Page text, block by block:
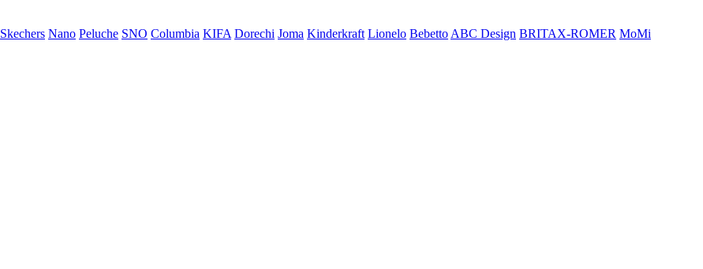
Skechers Nano Peluche SNO Columbia KIFA Dorechi Joma Kinderkraft Lionelo Bebetto ABC Design BRITAX-ROMER MoMi